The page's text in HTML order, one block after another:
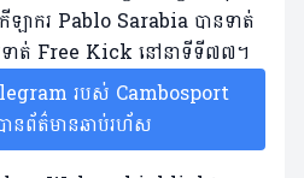
ាករ Pablo Sarabia បានទាត់
ាត់ Free Kick នៅនាទីទី៧៧។
របស់ Cambosport
នព័ត៌មានឆាប់រហ័ស